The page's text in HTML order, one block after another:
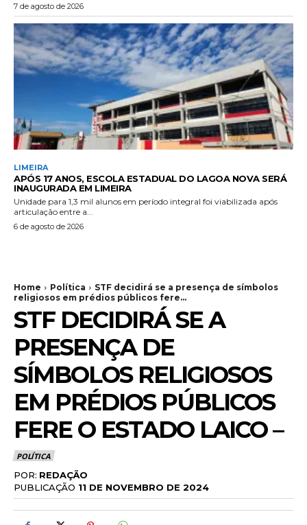
7 de agosto de 2026
LIMEIRA
APÓS 17 ANOS, ESCOLA ESTADUAL DO LAGOA NOVA SERÁ
INAUGURADA EM LIMEIRA
Unidade para 1,3 mil alunos em período integral foi viabilizada após
articulação entre a...
6 de agosto de 2026